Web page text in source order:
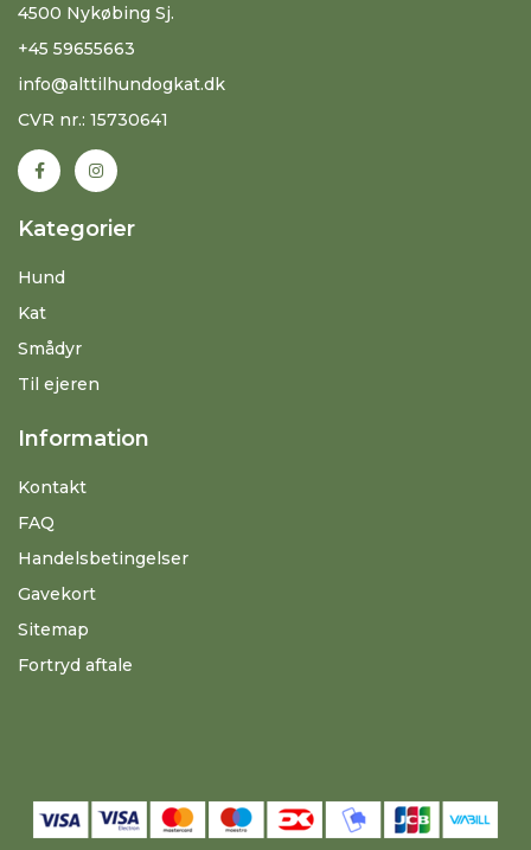
4500 Nykøbing Sj.
+45 59655663
info@alttilhundogkat.dk
CVR nr.: 15730641
Kategorier
Hund
Kat
Smådyr
Til ejeren
Information
Kontakt
FAQ
Handelsbetingelser
Gavekort
Sitemap
Fortryd aftale